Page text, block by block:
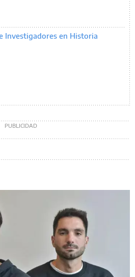
Investigadores en Historia